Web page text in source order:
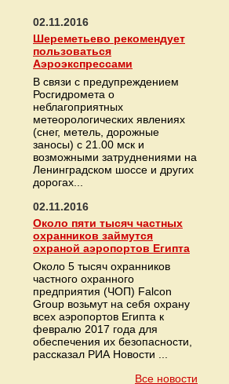
02.11.2016
Шереметьево рекомендует
пользоваться
Аэроэкспрессами
В связи с предупреждением
Росгидромета о
неблагоприятных
метеорологических явлениях
(снег, метель, дорожные
заносы) с 21.00 мск и
возможными затруднениями на
Ленинградском шоссе и других
дорогах...
02.11.2016
Около пяти тысяч частных
охранников займутся
охраной аэропортов Египта
Около 5 тысяч охранников
частного охранного
предприятия (ЧОП) Falcon
Group возьмут на себя охрану
всех аэропортов Египта к
февралю 2017 года для
обеспечения их безопасности,
рассказал РИА Новости ...
Все новости